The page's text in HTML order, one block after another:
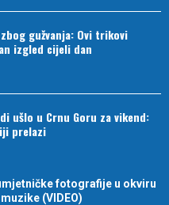
gužvanja: Ovi trikovi
izgled cijeli dan
ušlo u Crnu Goru za vikend:
prelazi
fotografije u okviru
(VIDEO)